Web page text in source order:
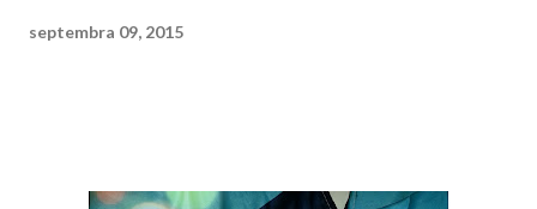
septembra 09, 2015